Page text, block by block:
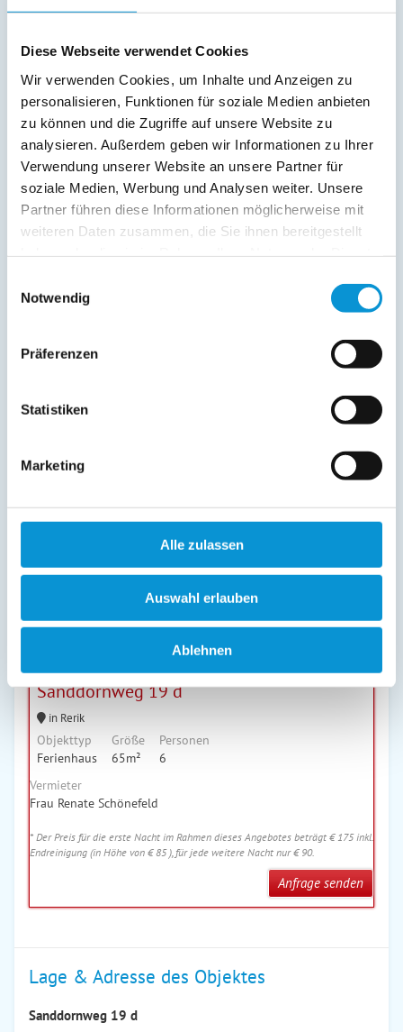
Diese Webseite verwendet Cookies
Wir verwenden Cookies, um Inhalte und Anzeigen zu
personalisieren, Funktionen für soziale Medien anbieten
zu können und die Zugriffe auf unsere Website zu
analysieren. Außerdem geben wir Informationen zu Ihrer
Verwendung unserer Website an unsere Partner für
soziale Medien, Werbung und Analysen weiter. Unsere
Partner führen diese Informationen möglicherweise mit
weiteren Daten zusammen, die Sie ihnen bereitgestellt
Notwendig
Präferenzen
Statistiken
Marketing
Alle zulassen
Auswahl erlauben
Ablehnen
28. Jun - 11. Jul ab185 € ab100 €
12. Jul 08. Aug 195 €
09. Aug - 05. Sep ab 185 € ab100 €
06. Sep - 25. Okt ab170 € ab85 €
26. Okt 20. Dez 160 € 75 €
85 € ist bereits im Reisepreis 1. Nacht
Last Minute
- 05.09.2026
Personen
Sanddornweg 19 d
in Rerik
Objekttyp
Ferienhaus
Größe
65m²
Personen
6
90
pro
Vermieter
Frau Renate Schönefeld
* Der Preis für die erste Nacht im Rahmen dieses Angebotes beträgt € 175 inkl.
Endreinigung (in Höhe von € 85 ), für jede weitere Nacht nur € 90.
Anfrage senden
Lage & Adresse des Objektes
Sanddornweg 19 d